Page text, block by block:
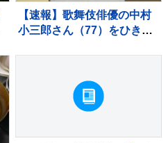
【速報】歌舞伎俳優の中村
小三郎さん（77）をひき逃
させたうえ、そのまま逃走